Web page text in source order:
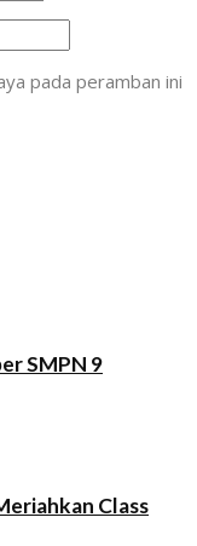
pada peramban ini
SMPN 9
Class